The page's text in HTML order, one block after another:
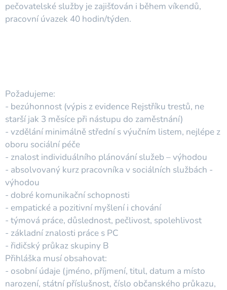
pečovatelské služby je zajišťován i během víkendů,
pracovní úvazek 40 hodin/týden.
Požadujeme:
- bezúhonnost (výpis z evidence Rejstříku trestů, ne
starší jak 3 měsíce při nástupu do zaměstnání)
- vzdělání minimálně střední s výučním listem, nejlépe z
oboru sociální péče
- znalost individuálního plánování služeb – výhodou
- absolvovaný kurz pracovníka v sociálních službách -
výhodou
- dobré komunikační schopnosti
- empatické a pozitivní myšlení i chování
- týmová práce, důslednost, pečlivost, spolehlivost
- základní znalosti práce s PC
- řidičský průkaz skupiny B
Přihláška musí obsahovat:
- osobní údaje (jméno, příjmení, titul, datum a místo
narození, státní příslušnost, číslo občanského průkazu,